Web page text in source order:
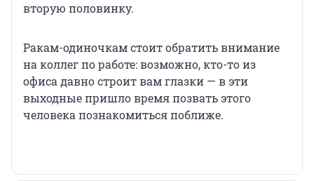
вторую половинку.
Ракам-одиночкам стоит обратить внимание
на коллег по работе: возможно, кто-то из
офиса давно строит вам глазки — в эти
выходные пришло время позвать этого
человека познакомиться поближе.